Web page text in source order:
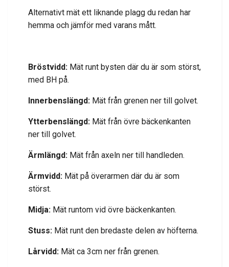
Alternativt mät ett liknande plagg du redan har
hemma och jämför med varans mått.
Bröstvidd: Mät runt bysten där du är som störst,
med BH på.
Innerbenslängd: Mät från grenen ner till golvet.
Ytterbenslängd: Mät från övre bäckenkanten
ner till golvet.
Ärmlängd: Mät från axeln ner till handleden.
Ärmvidd: Mät på överarmen där du är som
störst.
Midja: Mät runtom vid övre bäckenkanten.
Stuss: Mät runt den bredaste delen av höfterna.
Lårvidd: Mät ca 3cm ner från grenen.